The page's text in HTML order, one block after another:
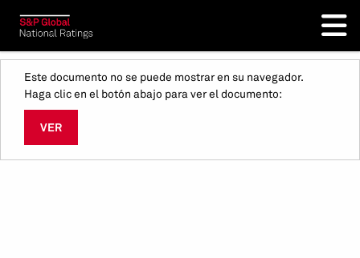
Este documento no se puede mostrar en su navegador.
Haga clic en el botón abajo para ver el documento:
VER